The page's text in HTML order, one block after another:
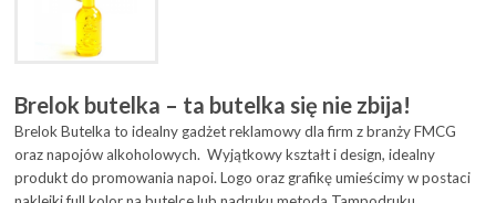
Brelok butelka – ta butelka się nie zbija!
Brelok Butelka to idealny gadżet reklamowy dla firm z branży FMCG
oraz napojów alkoholowych. Wyjątkowy kształt i design, idealny
produkt do promowania napoi. Logo oraz grafikę umieścimy w postaci